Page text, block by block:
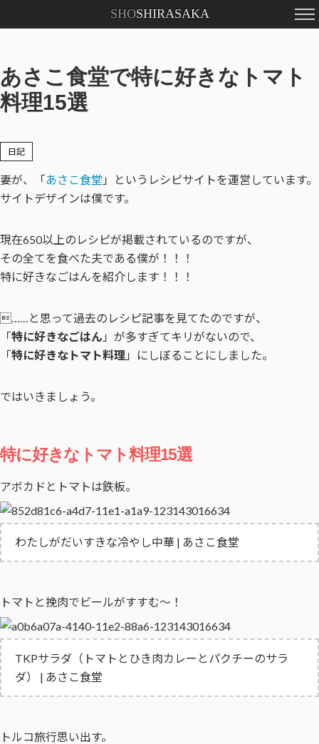
SHOSHIRASAKA
あさこ食堂で特に好きなトマト
料理15選
日記
妻が、「あさこ食堂 」というレシピサイトを運営しています。
サイトデザインは僕です。
現在650以上のレシピが掲載されているのですが、
その全てを食べた夫である僕が！！！
特に好きなごはんを紹介します！！！
……と思って過去のレシピ記事を見てたのですが、
「特に好きなごはん 」が多すぎてキリがないので、
「特に好きなトマト料理 」にしぼることにしました。
ではいきましょう。
特に好きなトマト料理15選
アボカドとトマトは鉄板。
わたしがだいすきな冷やし中華 | あさこ食堂
トマトと挽肉でビールがすすむ〜！
TKPサラダ（トマトとひき肉カレーとパクチーのサラ
ダ） | あさこ食堂
トルコ旅行思い出す。